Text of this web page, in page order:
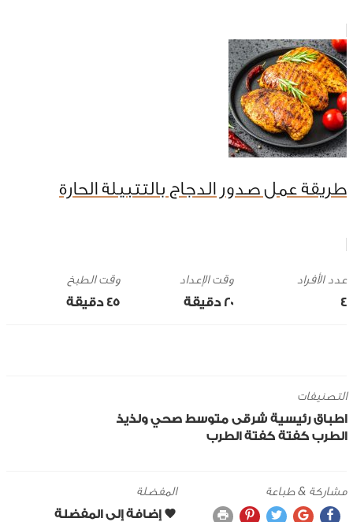
طريقة عمل صدور الدجاج بالتتبيلة الحارة
4
وقت الإعداد
20 ‎دقيقة
وقت الطبخ
45 ‎دقيقة
التصنيفات
اطباق رئيسية شرقى متوسط صحي ولذيذ
الطرب كفتة كفتة الطرب
مشاركة & طباعة المفضلة